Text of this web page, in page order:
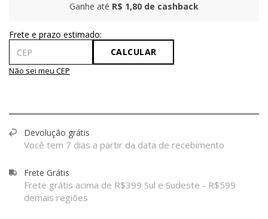
Ganhe até R$ 1,80 de cashback
Não sei meu CEP
CALCULAR
Devolução grátis
Você tem 7 dias a partir da data de recebimento
Frete Grátis
Frete grátis acima de R$399 Sul e Sudeste - R$599
demais regiões